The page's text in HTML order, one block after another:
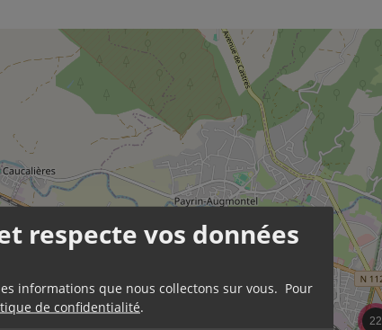
respecte vos données
informations que nous collectons sur vous. Pour
de confidentialité.
22